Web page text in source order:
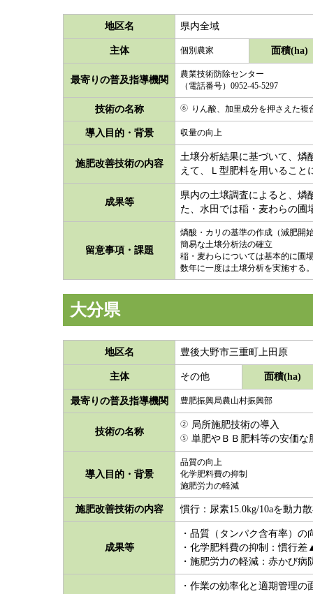
地区名 県内全域
主体 個別農家 面積(ha)
最寄りの普及指導機関
農業技術防除センター
（電話番号）0952-45-5297
技術の名称 りん酸、加里成分を押さえた複
導入目的・背景 収量の向上
施肥改善技術の内容
土壌分析結果に基づいて、燐
えて、Ｌ型肥料を用いること
成果等
県内の土壌調査によると、燐
た、水田では稲・麦わらの圃
留意事項・課題
燐酸・カリの基準の作成（減肥開
簡易な土壌分析法の確立
稲・麦わらについては基本的に圃
数年に一度は土壌分析を実施する
大分県
地区名 豊後大野市三重町上田原
主体 その他 面積(ha)
最寄りの普及指導機関 豊肥振興局農山村振興部
技術の名称
局所施肥技術の導入
単肥やＢＢ肥料等の安価な
導入目的・背景
品質の向上
化学肥料費の抑制
施肥労力の軽減
施肥改善技術の内容 慣行：尿素15.0kg/10aを動力
成果等
・品質（タンパク含有率）
・化学肥料費の抑制：慣行
・施肥労力の軽減：赤かび
・作業の効率化と適期管理